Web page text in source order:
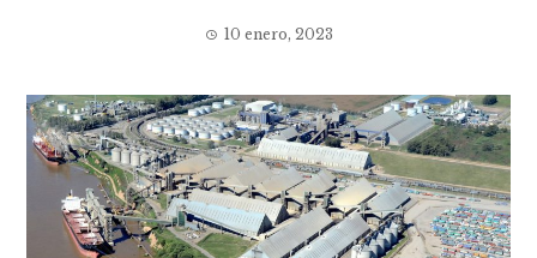
10 enero, 2023